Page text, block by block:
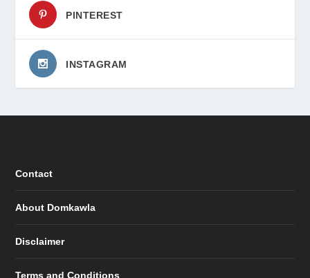
PINTEREST
INSTAGRAM
Contact
About Domkawla
Disclaimer
Terms and Conditions